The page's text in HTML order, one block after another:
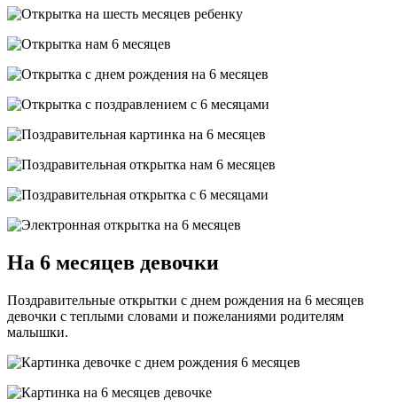
На 6 месяцев девочки
Поздравительные открытки с днем рождения на 6 месяцев
девочки с теплыми словами и пожеланиями родителям
малышки.